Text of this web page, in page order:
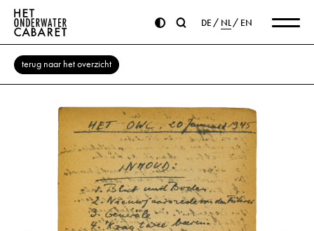
DE NL EN
terug naar het overzicht